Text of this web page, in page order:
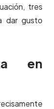
tres
dar gusto
en